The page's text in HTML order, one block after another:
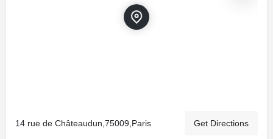
14 rue de Châteaudun,75009,Paris Get Directions